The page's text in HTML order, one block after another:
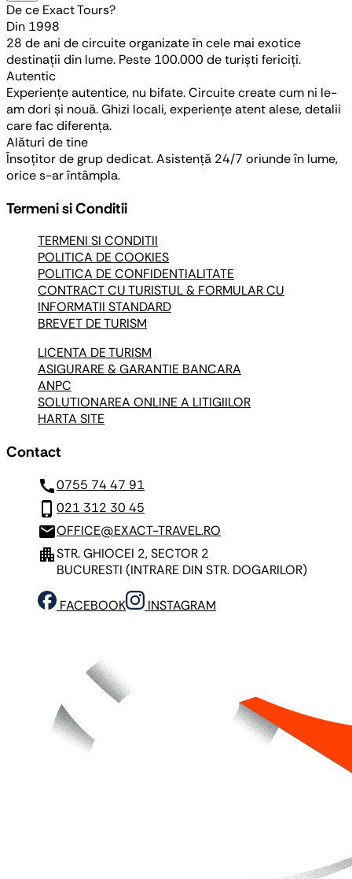
De ce Exact Tours?
Din 1998
28 de ani de circuite organizate în cele mai exotice
destinații din lume. Peste 100.000 de turiști fericiți.
Autentic
Experiențe autentice, nu bifate. Circuite create cum ni le-
am dori și nouă. Ghizi locali, experiențe atent alese, detalii
care fac diferența.
Alături de tine
Însoțitor de grup dedicat. Asistență 24/7 oriunde în lume,
orice s-ar întâmpla.
Termeni si Conditii
TERMENI SI CONDITII
POLITICA DE COOKIES
POLITICA DE CONFIDENTIALITATE
CONTRACT CU TURISTUL & FORMULAR CU
INFORMATII STANDARD
BREVET DE TURISM
LICENTA DE TURISM
ASIGURARE & GARANTIE BANCARA
ANPC
SOLUTIONAREA ONLINE A LITIGIILOR
HARTA SITE
Contact
call0755 74 47 91
phone_iphone 021 312 30 45
mailOFFICE@EXACT-TRAVEL.RO
apartmentSTR. GHIOCEI 2, SECTOR 2
BUCURESTI (INTRARE DIN STR. DOGARILOR)
FACEBOOK INSTAGRAM